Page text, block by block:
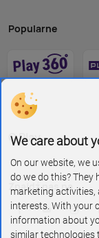
Popularne
O Play
Znajdź nas na
We care about
On our website, we
do we do this? They
marketing
interests. With your
information about
similar technologies